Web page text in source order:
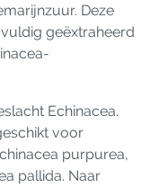
Deze
geëxtraheerd
Echinacea.
voor
purpurea,
pallida. Naar